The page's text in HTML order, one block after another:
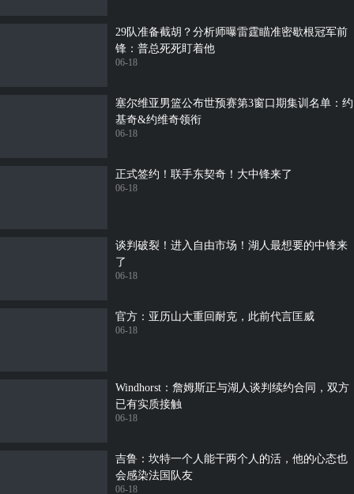
29队准备截胡？分析师曝雷霆瞄准密歇根冠军前
锋：普总死死盯着他
06-18
塞尔维亚男篮公布世预赛第3窗口期集训名单：约
基奇&约维奇领衔
06-18
正式签约！联手东契奇！大中锋来了
06-18
谈判破裂！进入自由市场！湖人最想要的中锋来
了
06-18
官方：亚历山大重回耐克，此前代言匡威
06-18
Windhorst：詹姆斯正与湖人谈判续约合同，双方
已有实质接触
06-18
吉鲁：坎特一个人能干两个人的活，他的心态也
会感染法国队友
06-18